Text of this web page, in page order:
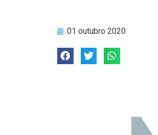
01 outubro 2020